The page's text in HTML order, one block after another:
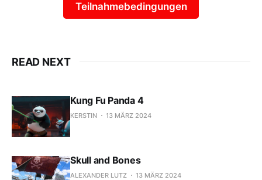
Teilnahmebedingungen
READ NEXT
Kung Fu Panda 4
KERSTIN 13 MÄRZ 2024
Skull and Bones
ALEXANDER LUTZ 13 MÄRZ 2024